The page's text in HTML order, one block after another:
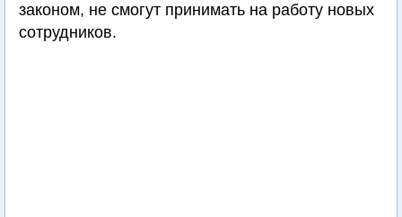
законом, не смогут принимать на работу новых
сотрудников.